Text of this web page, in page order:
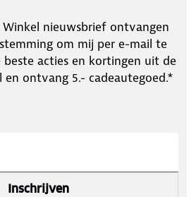
Winkel nieuwsbrief ontvangen
om mij per e-mail te
beste acties en kortingen uit de
en ontvang 5.- cadeautegoed.*
Inschrijven